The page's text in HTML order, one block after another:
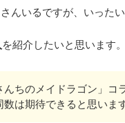
んいるですが、いった
を紹介したいと思います。
んちのメイドラゴン」コ
数は期待できると思います